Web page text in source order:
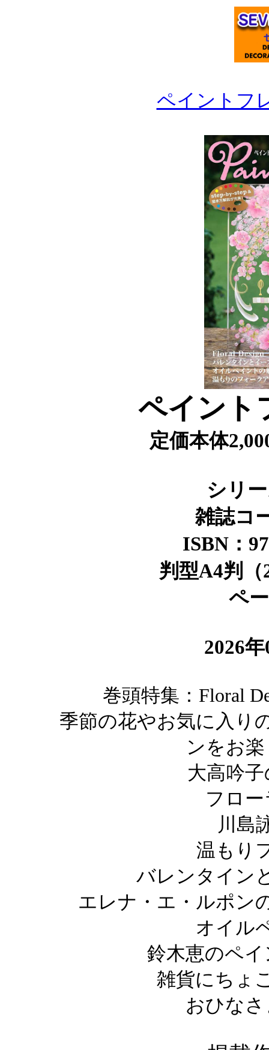
ペイントフ
ペイント
定価本体
シリ
雑誌コ
ISBN：
判型A4判（
ペ
2026
巻頭特集：Floral
季節の花やお気に入り
ンをお
大高吟
フロ
川島
温もり
バレンタイン
エレナ・エ・ルポン
オイル
鈴木恵のペ
雑貨にちょ
おひな